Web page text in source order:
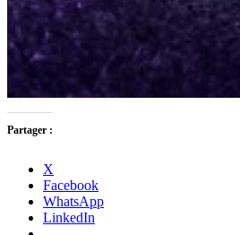
Partager :
X
Facebook
WhatsApp
LinkedIn